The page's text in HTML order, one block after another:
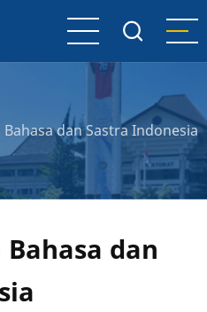
dan Sastra Indonesia
dan